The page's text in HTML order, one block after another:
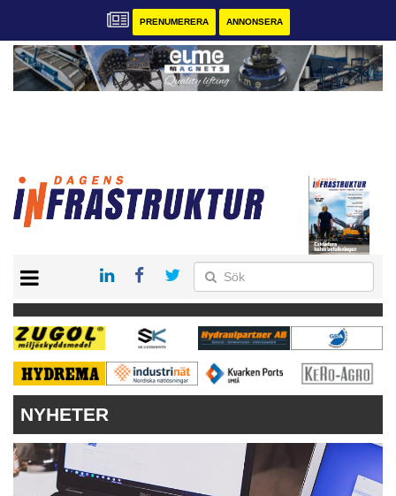
PRENUMERERA ANNONSERA
KONTAKT
VÅRA ANDRA MAGASIN
PRENUMERERA
ANNONSERA
NYHETER